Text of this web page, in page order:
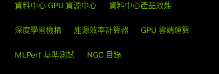
資料中心 GPU 資源中心 資料中心產品效能
深度學習機構 能源效率計算器 GPU 雲端運算
MLPerf 基準測試 NGC 目錄